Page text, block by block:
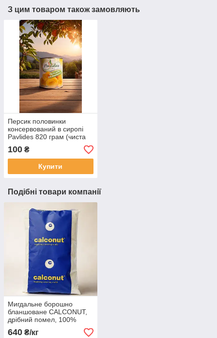
З цим товаром також замовляють
Персик половинки
консервований в сиропі
Pavlides 820 грам (чиста
вага 480 грам) (Греція)
100 ₴
Купити
Подібні товари компанії
Мигдальне борошно
бланшоване CALCONUT,
дрібний помел, 100%
640 ₴/кг